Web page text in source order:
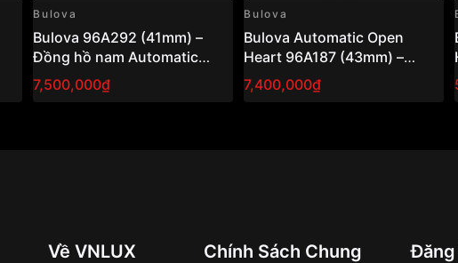
Bulova
Bulova 96A292 (41mm) –
Đồng hồ nam Automatic
Skeleton, thiết kế lộ máy ấn
tượng
7,500,000₫
Bulova
Bulova Automatic Open
Heart 96A187 (43mm) –
Đồng hồ nam cơ hở tim,
phong cách lịch lãm nam tính
7,400,000₫
Về VNLUX Chính Sách Chung Đăng